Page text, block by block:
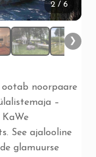
2 / 6
❯
ootab noorpaare
–
KaWe
See ajalooline
glamuurse